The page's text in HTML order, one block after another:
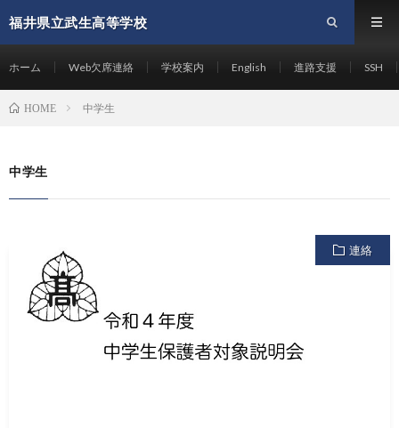
福井県立武生高等学校
ホーム Web欠席連絡 学校案内 English 進路支援 SSH
HOME 中学生
中学生
連絡